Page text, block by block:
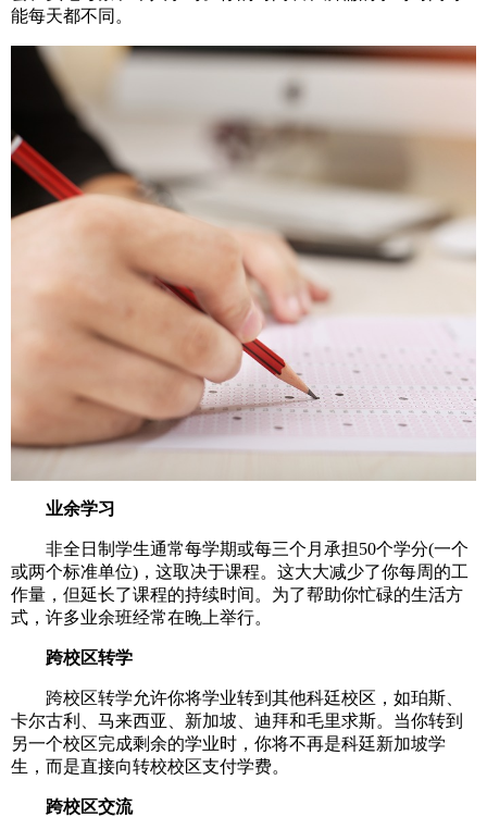
能每天都不同。
业余学习
非全日制学生通常每学期或每三个月承担50个学分(一个
或两个标准单位)，这取决于课程。这大大减少了你每周的工
作量，但延长了课程的持续时间。为了帮助你忙碌的生活方
式，许多业余班经常在晚上举行。
跨校区转学
跨校区转学允许你将学业转到其他科廷校区，如珀斯、
卡尔古利、马来西亚、新加坡、迪拜和毛里求斯。当你转到
另一个校区完成剩余的学业时，你将不再是科廷新加坡学
生，而是直接向转校校区支付学费。
跨校区交流